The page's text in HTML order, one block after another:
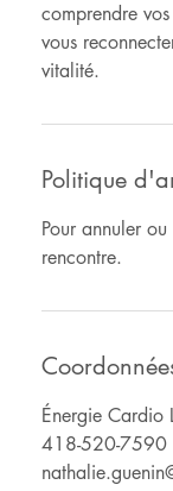
comprendre
vous
vitalité.
Politique
Pour annuler
rencontre.
Énergie Cardio
418-520-7590